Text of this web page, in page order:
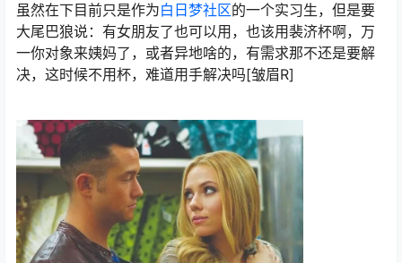
虽然在下目前只是作为白日梦社区的一个实习生，但是要
大尾巴狼说：有女朋友了也可以用，也该用裴济杯啊，万
一你对象来姨妈了，或者异地啥的，有需求那不还是要解
决，这时候不用杯，难道用手解决吗[皱眉R]